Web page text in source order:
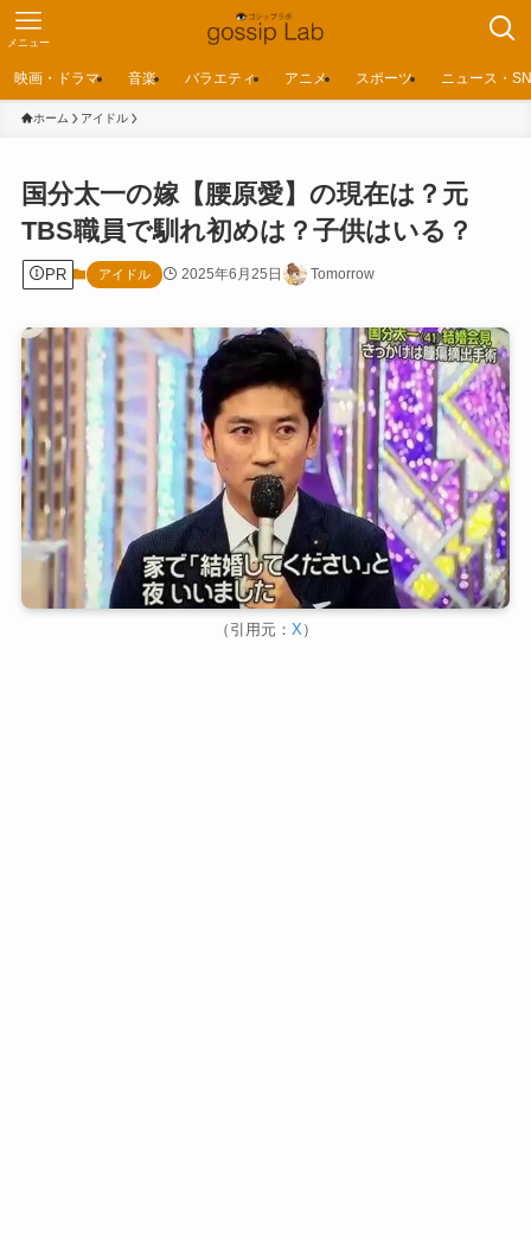
メニュー
映画・ドラマ 音楽 バラエティ アニメ スポーツ ニュース・
ホーム アイドル
国分太一の嫁【腰原愛】の現在は？元
TBS職員で馴れ初めは？子供はいる？
PR アイドル 2025年6月25日 Tomorrow
（引用元： X）